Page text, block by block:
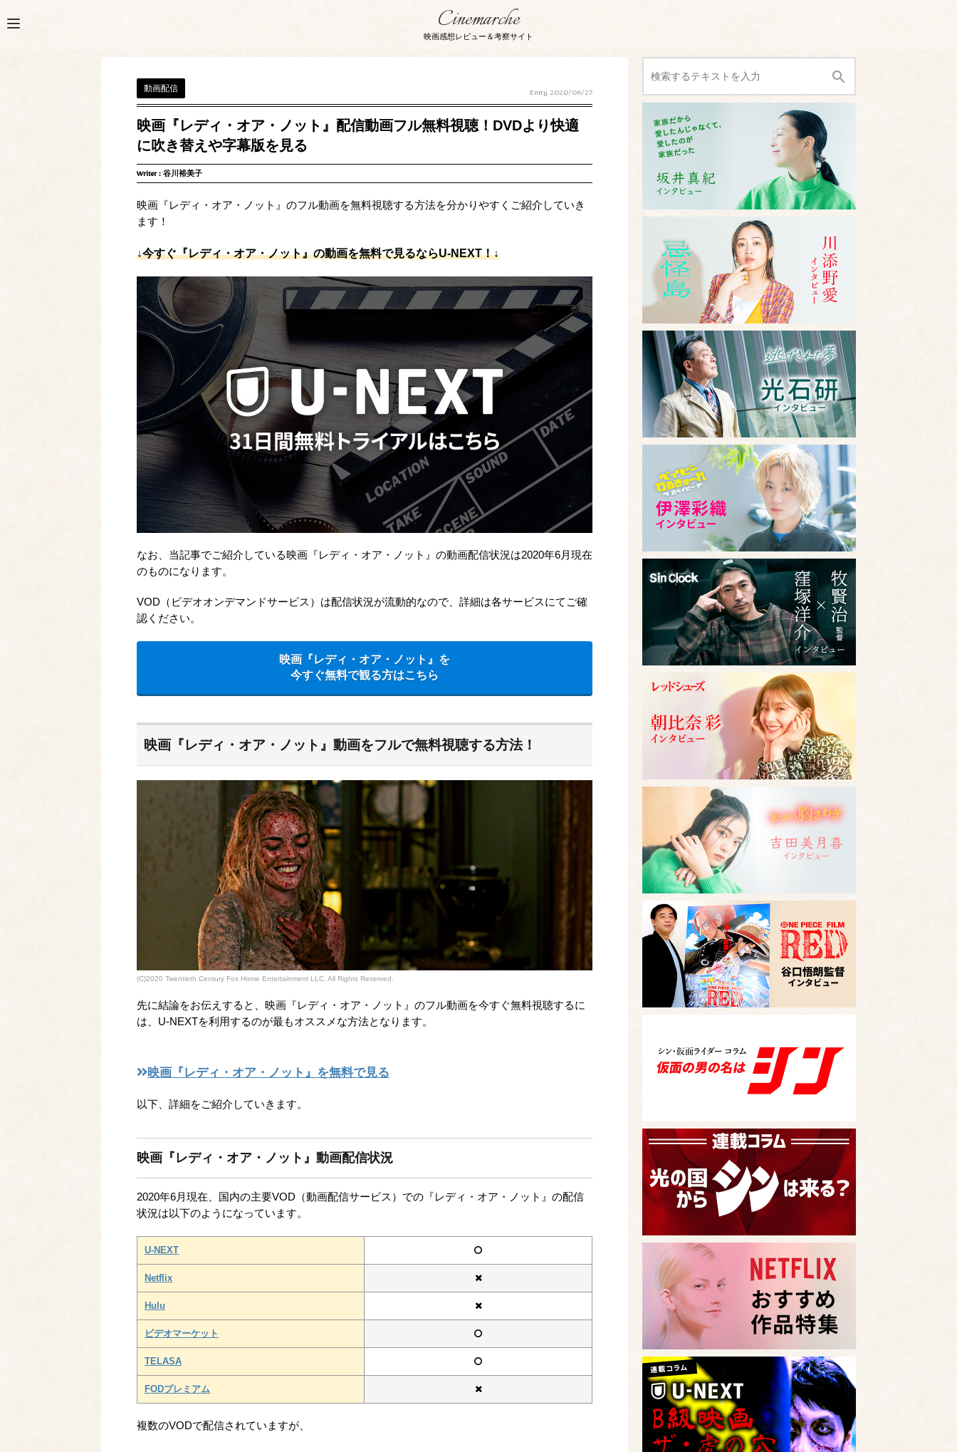
Cinemarche
映画感想レビュー＆考察サイト
動画配信
Entry 2020/06/27
映画『レディ・オア・ノット』配信動画フル無料視聴！DVDより快適
に吹き替えや字幕版を見る
Writer : 谷川裕美子
映画『レディ・オア・ノット』のフル動画を無料視聴する方法を分かりやすくご紹介していき
ます！
↓今すぐ『レディ・オア・ノット』の動画を無料で見るならU-NEXT！↓
なお、当記事でご紹介している映画『レディ・オア・ノット』の動画配信状況は2020年6月現在
のものになります。
VOD（ビデオオンデマンドサービス）は配信状況が流動的なので、詳細は各サービスにてご確
認ください。
映画『レディ・オア・ノット』を
今すぐ無料で観る方はこちら
映画『レディ・オア・ノット』動画をフルで無料視聴する方法！
(C)2020 Twentieth Century Fox Home Entertainment LLC. All Rights Reserved.
先に結論をお伝えすると、映画『レディ・オア・ノット』のフル動画を今すぐ無料視聴するに
は、U-NEXTを利用するのが最もオススメな方法となります。
映画『レディ・オア・ノット』を無料で見る
以下、詳細をご紹介していきます。
映画『レディ・オア・ノット』動画配信状況
2020年6月現在、国内の主要VOD（動画配信サービス）での『レディ・オア・ノット』の配信
状況は以下のようになっています。
U-NEXT
Netflix
Hulu
ビデオマーケット
TELASA
FODプレミアム
複数のVODで配信されていますが、